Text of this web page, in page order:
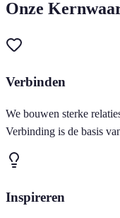
Onze
Verbinden
We bouwen sterke
Verbinding is de basis
Inspireren